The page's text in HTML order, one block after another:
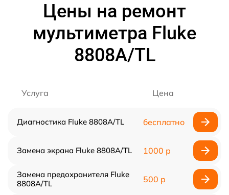
Цены на ремонт
мультиметра Fluke
8808A/TL
Услуга Цена
Диагностика Fluke 8808A/TL бесплатно
Замена экрана Fluke 8808A/TL 1000 р
Замена предохранителя Fluke
8808A/TL
500 р